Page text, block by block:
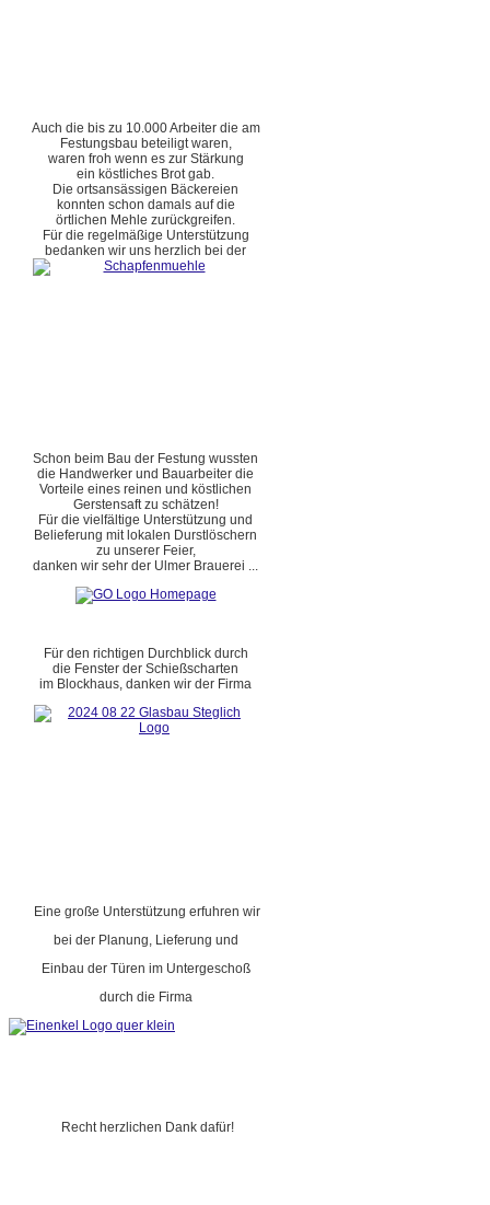
Auch die bis zu 10.000 Arbeiter die am
Festungsbau beteiligt waren,
waren froh wenn es zur Stärkung
ein köstliches Brot gab.
Die ortsansässigen Bäckereien
konnten schon damals auf die
örtlichen Mehle zurückgreifen.
Für die regelmäßige Unterstützung
bedanken wir uns herzlich bei der
Schon beim Bau der Festung wussten
die Handwerker und Bauarbeiter die
Vorteile eines reinen und köstlichen
Gerstensaft zu schätzen!
Für die vielfältige Unterstützung und
Belieferung mit lokalen Durstlöschern
zu unserer Feier,
danken wir sehr der Ulmer Brauerei ...
Für den richtigen Durchblick durch
die Fenster der Schießscharten
im Blockhaus, danken wir der Firma
Eine große Unterstützung erfuhren wir
bei der Planung, Lieferung und
Einbau der Türen im Untergeschoß
durch die Firma
Recht herzlichen Dank dafür!